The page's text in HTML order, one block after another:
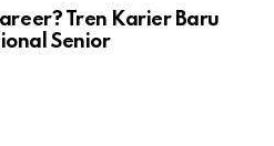
Tren Karier Baru
Senior